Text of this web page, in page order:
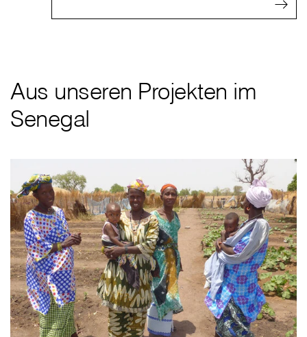
Aus unseren Projekten im
Senegal